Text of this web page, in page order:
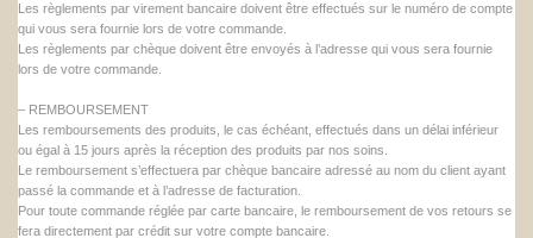
Les règlements par virement bancaire doivent être effectués sur le numéro de compte
qui vous sera fournie lors de votre commande.
Les règlements par chèque doivent être envoyés à l’adresse qui vous sera fournie
lors de votre commande.
– REMBOURSEMENT
Les remboursements des produits, le cas échéant, effectués dans un délai inférieur
ou égal à 15 jours après la réception des produits par nos soins.
Le remboursement s’effectuera par chèque bancaire adressé au nom du client ayant
passé la commande et à l’adresse de facturation.
Pour toute commande réglée par carte bancaire, le remboursement de vos retours se
fera directement par crédit sur votre compte bancaire.